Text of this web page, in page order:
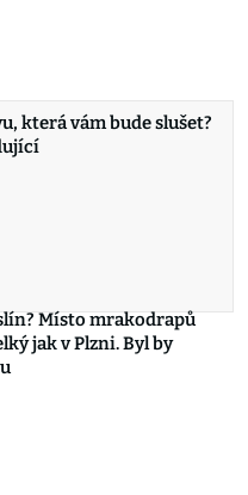
která vám bude slušet?
Místo mrakodrapů
jak v Plzni. Byl by